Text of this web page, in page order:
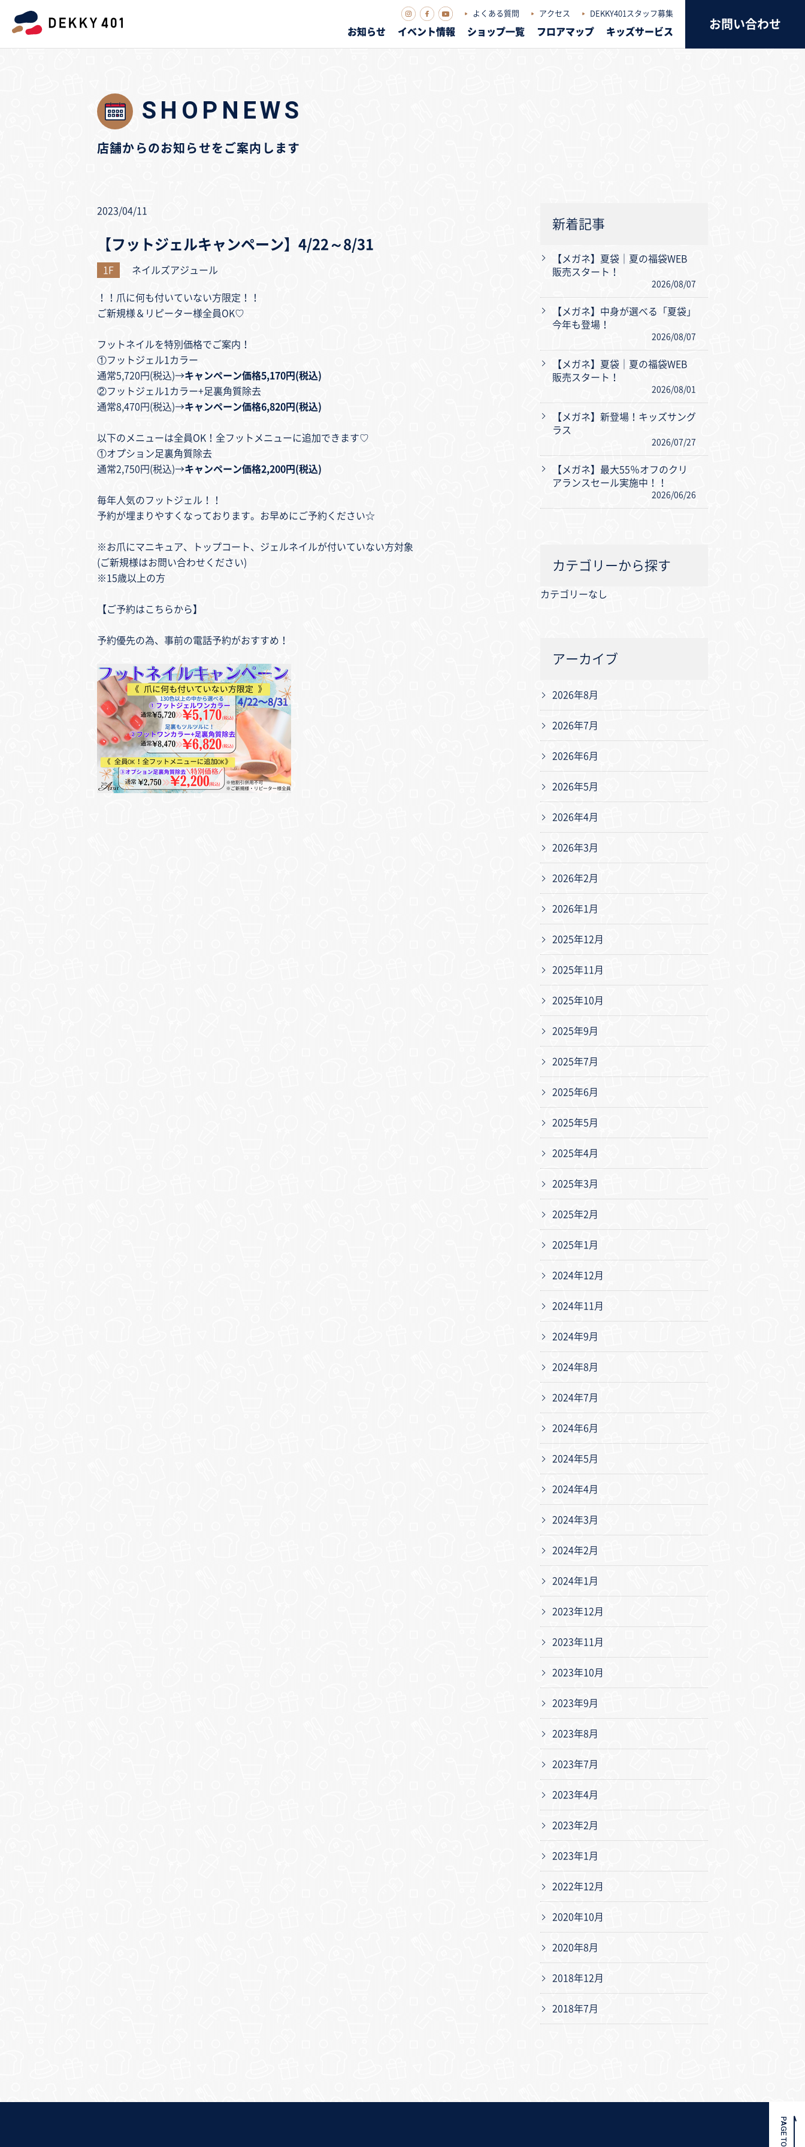
よくある質問 アクセス DEKKY401スタッフ募集
お知らせ イベント情報 ショップ一覧 フロアマップ キッズサービス
お問い合わせ
SHOPNEWS
店舗からのお知らせをご案内します
2023/04/11
【フットジェルキャンペーン】4/22～8/31
1F ネイルズアジュール
！！爪に何も付いていない方限定！！
ご新規様＆リピーター様全員OK♡
フットネイルを特別価格でご案内！
①フットジェル1カラー
通常5,720円(税込)→キャンペーン価格5,170円(税込)
②フットジェル1カラー+足裏角質除去
通常8,470円(税込)→キャンペーン価格6,820円(税込)
以下のメニューは全員OK！全フットメニューに追加できます♡
①オプション足裏角質除去
通常2,750円(税込)→キャンペーン価格2,200円(税込)
毎年人気のフットジェル！！
予約が埋まりやすくなっております。お早めにご予約ください☆
※お爪にマニキュア、トップコート、ジェルネイルが付いていない方対象
(ご新規様はお問い合わせください)
※15歳以上の方
【ご予約はこちらから】
予約優先の為、事前の電話予約がおすすめ！
新着記事
【メガネ】夏袋｜夏の福袋WEB
販売スタート！
2026/08/07
【メガネ】中身が選べる「夏袋」
今年も登場！
2026/08/07
【メガネ】夏袋｜夏の福袋WEB
販売スタート！
2026/08/01
【メガネ】新登場！キッズサング
ラス
2026/07/27
【メガネ】最大55％オフのクリ
アランスセール実施中！！
2026/06/26
カテゴリーから探す
カテゴリーなし
アーカイブ
2026年8月
2026年7月
2026年6月
2026年5月
2026年4月
2026年3月
2026年2月
2026年1月
2025年12月
2025年11月
2025年10月
2025年9月
2025年7月
2025年6月
2025年5月
2025年4月
2025年3月
2025年2月
2025年1月
2024年12月
2024年11月
2024年9月
2024年8月
2024年7月
2024年6月
2024年5月
2024年4月
2024年3月
2024年2月
2024年1月
2023年12月
2023年11月
2023年10月
2023年9月
2023年8月
2023年7月
2023年4月
2023年2月
2023年1月
2022年12月
2020年10月
2020年8月
2018年12月
2018年7月
PAGE TOP